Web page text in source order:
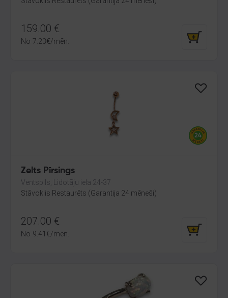
159.00 €
No 7.23€/mēn.
Zelts Pīrsings
Ventspils, Lidotāju iela 24-37
Stāvoklis Restaurēts (Garantija 24 mēneši)
207.00 €
No 9.41 €/mēn.